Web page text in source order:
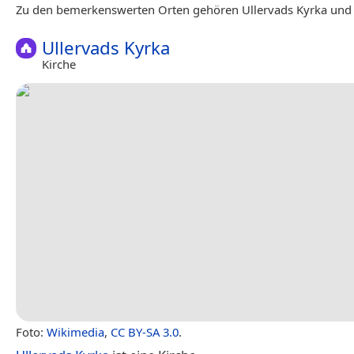
Zu den bemerkenswerten Orten gehören Ullervads Kyrka
Ullervads Kyrka
Kirche
Foto: Wikimedia, CC BY-SA 3.0.